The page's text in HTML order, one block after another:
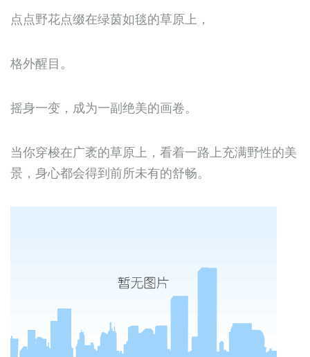
点点野花点缀在绿茵如毯的草原上，
格外醒目。
摇身一变，成为一副绝美的画卷。
当你穿梭在广袤的草原上，看着一路上充满野性的美
景，身心都会得到前所未有的舒畅。